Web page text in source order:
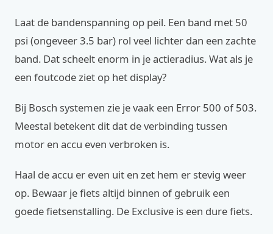
Laat de bandenspanning op peil. Een band met 50
psi (ongeveer 3.5 bar) rol veel lichter dan een zachte
band. Dat scheelt enorm in je actieradius. Wat als je
een foutcode ziet op het display?
Bij Bosch systemen zie je vaak een Error 500 of 503.
Meestal betekent dit dat de verbinding tussen
motor en accu even verbroken is.
Haal de accu er even uit en zet hem er stevig weer
op. Bewaar je fiets altijd binnen of gebruik een
goede fietsenstalling. De Exclusive is een dure fiets.